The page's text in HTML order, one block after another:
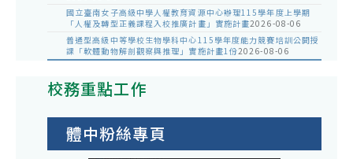
國立臺南女子高級中學人權教育資源中心辦理115學年度上學期
「人權及轉型正義課程入校推廣計畫」實施計畫2026-08-06
普通型高級中等學校生物學科中心115學年度能力競賽培訓公開授
課「軟體動物解剖觀察與推理」實施計畫1份2026-08-06
校務重點工作
體中粉絲專頁